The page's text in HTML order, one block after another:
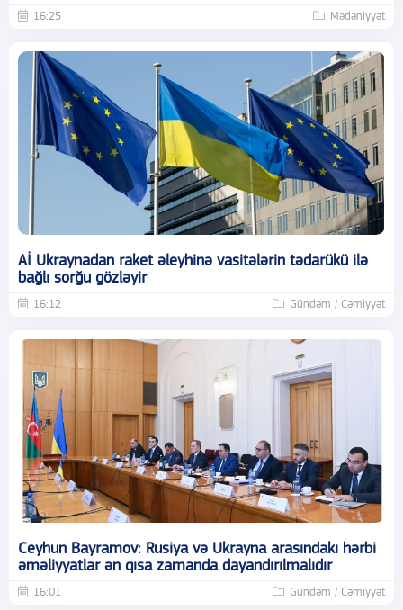
16:25 Mədəniyyət
Aİ Ukraynadan raket əleyhinə vasitələrin tədarükü ilə
bağlı sorğu gözləyir
16:12 Gündəm / Cəmiyyət
Ceyhun Bayramov: Rusiya və Ukrayna arasındakı hərbi
əməliyyatlar ən qısa zamanda dayandırılmalıdır
16:01 Gündəm / Cəmiyyət